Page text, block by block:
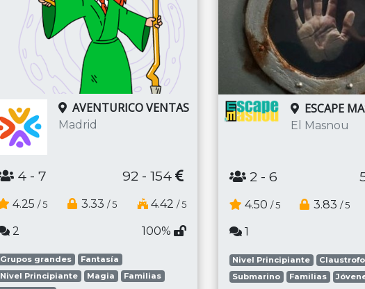
AVENTURICO VENTAS
Madrid
4 - 7 92 - 154
4.25 / 5 3.33 / 5 4.42 / 5
2 100%
Grupos grandes
Fantasía
Nivel Principiante
Magia
Familias
ESCAPE
El Masnou
2 - 6
4.50 / 5 3.83 / 5
1
Nivel Principiante
Submarino
Familias